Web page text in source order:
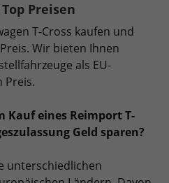
Preisen
T-Cross kaufen und
Wir bieten Ihnen
als EU-
Preis.
Kauf eines Reimport T-
Geld sparen?
unterschiedlichen